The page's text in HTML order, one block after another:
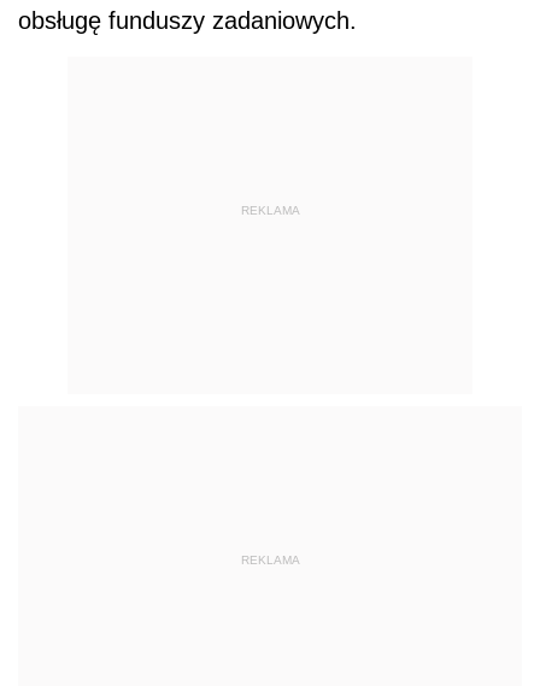
obsługę funduszy zadaniowych.
REKLAMA
REKLAMA